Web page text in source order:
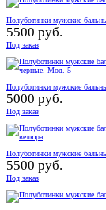
Полуботинки мужские
5500 руб.
Под заказ
Полуботинки мужские
5000 руб.
Под заказ
Полуботинки мужские
5500 руб.
Под заказ